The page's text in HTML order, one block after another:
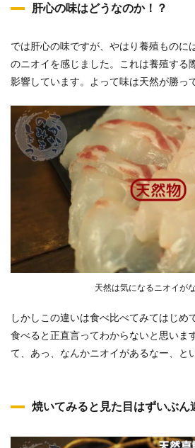
肝心の味はどうなのか！？
では肝心の味ですが、やはり養殖ものに
のニオイを感じました。これは養殖する
影響しています。よって味は天然が勝っ
天然は気になるニオイが
しかしこの違いは食べ比べてみてはじめ
食べると正直言ってわからないと思いま
て、あっ、なんかニオイがあるなー、と
焼いてみると見た目はずいぶん